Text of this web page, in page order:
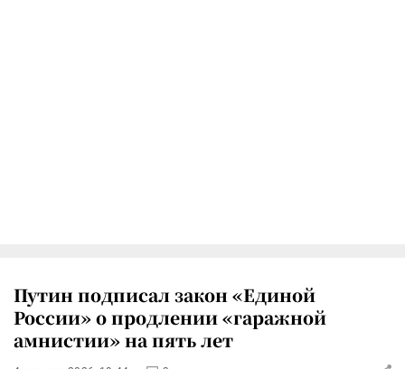
Путин подписал закон «Единой
России» о продлении «гаражной
амнистии» на пять лет